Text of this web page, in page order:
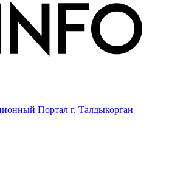
Портал г. Талдыкорган